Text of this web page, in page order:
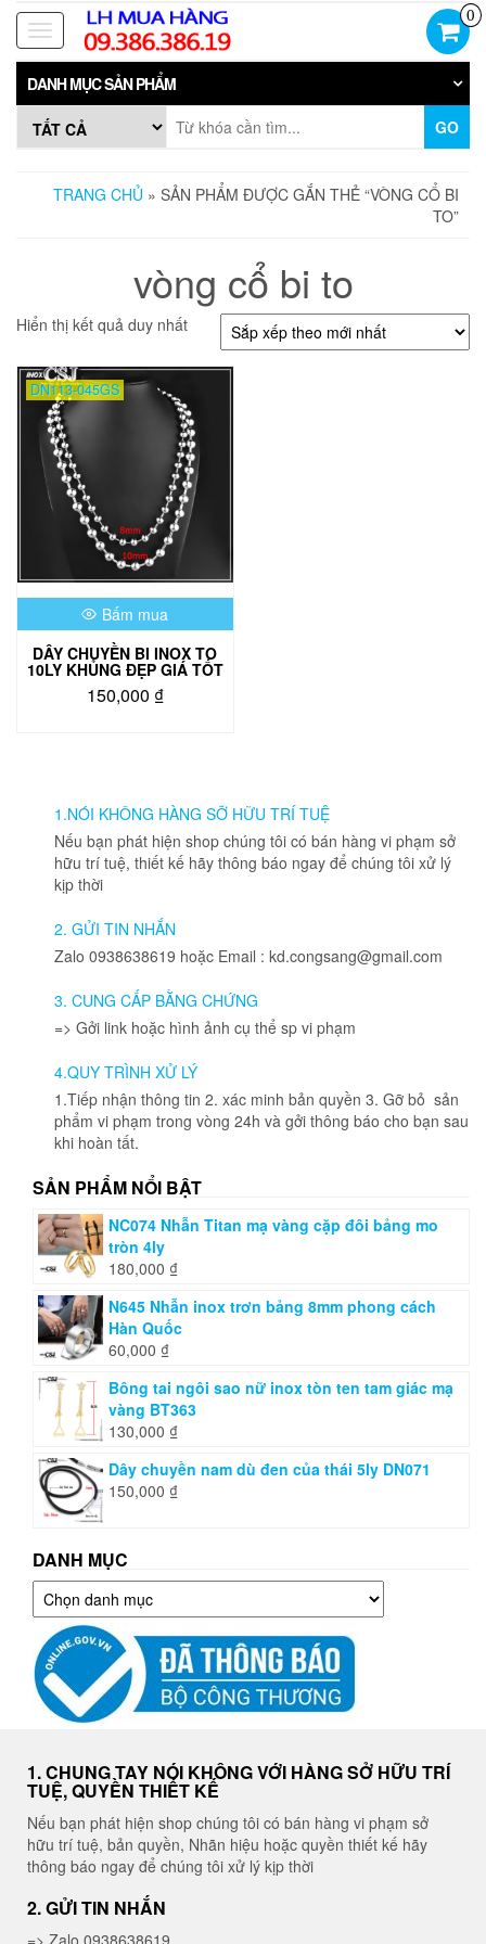
Skip
the
content
Toggle
navigation
0
DANH MỤC SẢN PHẨM
GO
TRANG CHỦ » SẢN PHẨM ĐƯỢC GẮN THẺ “VÒNG CỔ BI
TO”
vòng cổ bi to
Hiển thị kết quả duy nhất
DN113-045GS
Bấm mua
DÂY CHUYỀN BI INOX TO
10LY KHỦNG ĐẸP GIÁ TỐT
150,000 ₫
1.NÓI KHÔNG HÀNG SỠ HỮU TRÍ TUỆ
Nếu bạn phát hiện shop chúng tôi có bán hàng vi phạm sở
hữu trí tuệ, thiết kế hãy thông báo ngay để chúng tôi xử lý
kịp thời
2. GỬI TIN NHẮN
Zalo 0938638619 hoặc Email : kd.congsang@gmail.com
3. CUNG CẤP BẰNG CHỨNG
=> Gởi link hoặc hình ảnh cụ thể sp vi phạm
4.QUY TRÌNH XỬ LÝ
1.Tiếp nhận thông tin 2. xác minh bản quyền 3. Gỡ bỏ sản
phẩm vi phạm trong vòng 24h và gởi thông báo cho bạn sau
khi hoàn tất.
SẢN PHẨM NỔI BẬT
NC074 Nhẫn Titan mạ vàng cặp đôi bảng mo
tròn 4ly
180,000 ₫
N645 Nhẫn inox trơn bảng 8mm phong cách
Hàn Quốc
60,000 ₫
Bông tai ngôi sao nữ inox tòn ten tam giác mạ
vàng BT363
130,000 ₫
Dây chuyền nam dù đen của thái 5ly DN071
150,000 ₫
DANH MỤC
Danh
mục
1. CHUNG TAY NÓI KHÔNG VỚI HÀNG SỞ HỮU TRÍ
TUỆ, QUYỀN THIẾT KẾ
Nếu bạn phát hiện shop chúng tôi có bán hàng vi phạm sở
hữu trí tuệ, bản quyền, Nhãn hiệu hoặc quyền thiết kế hãy
thông báo ngay để chúng tôi xử lý kịp thời
2. GỬI TIN NHẮN
=> Zalo 0938638619